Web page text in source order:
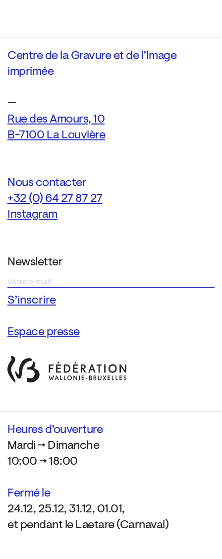
Centre de la Gravure et de l’Image
imprimée
—
Rue des Amours, 10
B-7100 La Louvière
Nous contacter
+32 (0) 64 27 87 27
Instagram
Newsletter
Espace presse
Heures d’ouverture
Mardi → Dimanche
10:00 → 18:00
Fermé le
24.12, 25.12, 31.12, 01.01,
et pendant le Laetare (Carnaval)